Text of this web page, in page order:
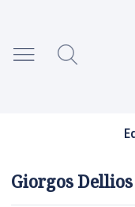
Giorgos Dellios